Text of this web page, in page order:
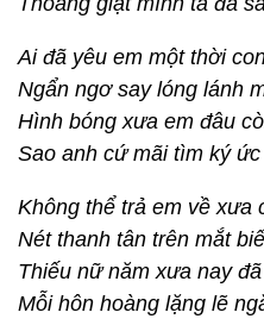
Ai đã yêu em một thời
Ngẩn ngơ say lóng lánh
Hình bóng xưa em đâu
Sao anh cứ mãi tìm ký
Không thể trả em về xưa
Nét thanh tân trên mắt
Thiếu nữ năm xưa nay
Mỗi hôn hoàng lặng lẽ